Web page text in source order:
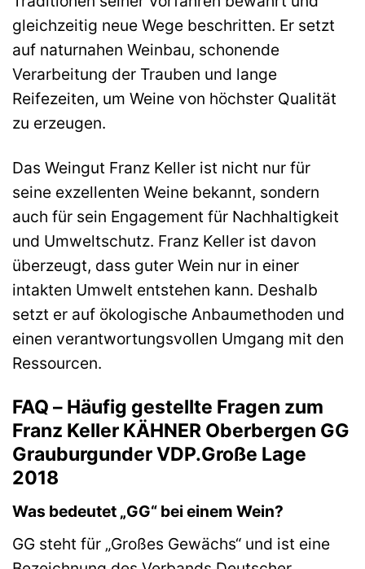
gleichzeitig neue Wege beschritten. Er setzt
auf naturnahen Weinbau, schonende
Verarbeitung der Trauben und lange
Reifezeiten, um Weine von höchster Qualität
zu erzeugen.
Das Weingut Franz Keller ist nicht nur für
seine exzellenten Weine bekannt, sondern
auch für sein Engagement für Nachhaltigkeit
und Umweltschutz. Franz Keller ist davon
überzeugt, dass guter Wein nur in einer
intakten Umwelt entstehen kann. Deshalb
setzt er auf ökologische Anbaumethoden und
einen verantwortungsvollen Umgang mit den
Ressourcen.
FAQ – Häufig gestellte Fragen zum
Franz Keller KÄHNER Oberbergen GG
Grauburgunder VDP.Große Lage
2018
Was bedeutet „GG“ bei einem Wein?
GG steht für „Großes Gewächs“ und ist eine